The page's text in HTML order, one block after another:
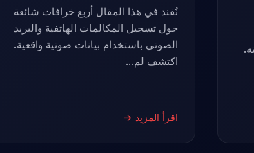
نُفند في هذا المقال أربع خرافات شائعة
حول تسجيل المكالمات الهاتفية والبريد
الصوتي باستخدام بيانات صوتية واقعية.
اكتشف لم...
اقرأ المزيد →